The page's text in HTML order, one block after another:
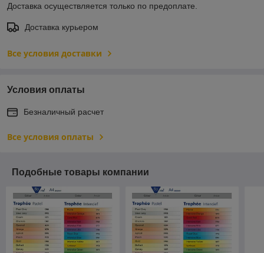
Доставка осуществляется только по предоплате.
Доставка курьером
Все условия доставки
Условия оплаты
Безналичный расчет
Все условия оплаты
Подобные товары компании